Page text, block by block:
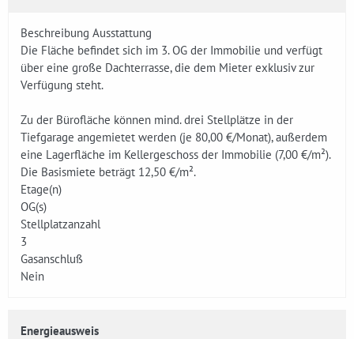
Beschreibung Ausstattung
Die Fläche befindet sich im 3. OG der Immobilie und verfügt
über eine große Dachterrasse, die dem Mieter exklusiv zur
Verfügung steht.
Zu der Bürofläche können mind. drei Stellplätze in der
Tiefgarage angemietet werden (je 80,00 €/Monat), außerdem
eine Lagerfläche im Kellergeschoss der Immobilie (7,00 €/m²).
Die Basismiete beträgt 12,50 €/m².
Etage(n)
OG(s)
Stellplatzanzahl
3
Gasanschluß
Nein
Energieausweis